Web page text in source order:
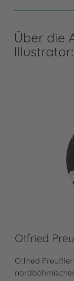
Über die
Otfried
Otfried